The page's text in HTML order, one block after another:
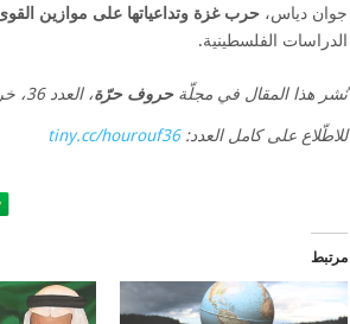
جوان دياس، حرب غزة وتداعياتها على موازين
الدراسات الفلسطينية.
نُشر هذا المقال في مجلّةحروف حرّة، العدد 36، خريف 2024
للاطّلاع على كامل العدد:
tiny.cc/hourouf36
مرتبط